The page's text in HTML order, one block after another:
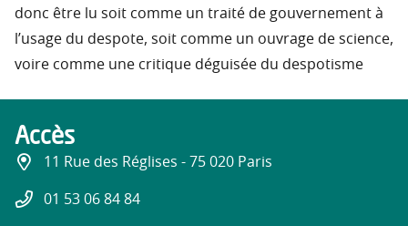
donc être lu soit comme un traité de gouvernement à
l’usage du despote, soit comme un ouvrage de science,
voire comme une critique déguisée du despotisme
Accès
11 Rue des Réglises - 75 020 Paris
01 53 06 84 84